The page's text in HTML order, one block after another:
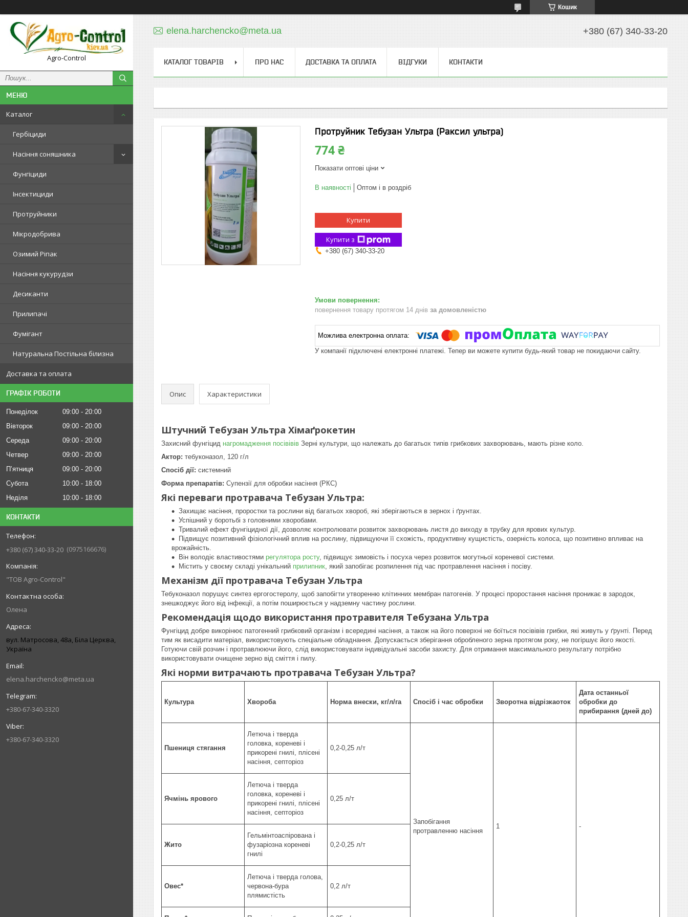
Кошик
Agro-Control
Каталог
Гербіциди
Насіння соняшника
Фунгіциди
Інсектициди
Протруйники
Мікродобрива
Озимий Ріпак
Насіння кукурудзи
Десиканти
Прилипачі
Фумігант
Натуральна Постільна білизна
Доставка та оплата
ГРАФІК РОБОТИ
Понеділок 09:00
20:00
Вівторок
09:00
20:00
Середа
09:00
20:00
Четвер
09:00
20:00
Пʼятниця
09:00
20:00
Субота
10:00
18:00
Неділя
10:00 18:00
КОНТАКТИ
+380 (67) 340-33-20 0975166676
"ТОВ Agro-Control"
Олена
вул. Матросова, 48а, Біла Церква,
Україна
elena.harchencko@meta.ua
+380-67-340-3320
+380-67-340-3320
elena.harchencko@meta.ua +380 (67) 340-33-20
КАТАЛОГ ТОВАРІВ ПРО НАС ДОСТАВКА ТА ОПЛАТА ВІДГУКИ КОНТАКТИ
Протруйник Тебузан Ультра (Раксил ультра)
774 ₴
Показати оптові ціни
В наявності Оптом і в роздріб
Купити
Купити з
+380 (67) 340-33-20
повернення товару протягом 14 днів за домовленістю
У компанії підключені електронні платежі. Тепер ви можете купити будь-який товар не покидаючи сайту.
Опис Характеристики
Штучний Тебузан Ультра Хімаґрокетин
Захисний фунгіцид нагромадження посівівів Зерні культури, що належать до багатьох типів грибкових захворювань, мають різне коло.
Актор: тебуконазол, 120 г/л
Спосіб дії: системний
Форма препаратів: Супензії для обробки насіння (РКС)
Які переваги протравача Тебузан Ультра:
Захищає насіння, проростки та рослини від багатьох хвороб, які зберігаються в зернох і ґрунтах.
Успішний у боротьбі з головними хворобами.
Тривалий ефект фунгіцидної дії, дозволяє контролювати розвиток захворювань листя до виходу в трубку для ярових культур.
Підвищує позитивний фізіологічний вплив на рослину, підвищуючи її схожість, продуктивну кущистість, озерність колоса, що позитивно впливає на
врожайність.
Він володіє властивостями регулятора росту, підвищує зимовість і посуха через розвиток могутньої кореневої системи.
Містить у своєму складі унікальний прилипник, який запобігає розпилення під час протравлення насіння і посіву.
Механізм дії протравача Тебузан Ультра
Тебуконазол порушує синтез ергогостеролу, щоб запобігти утворенню клітинних мембран патогенів. У процесі проростання насіння проникає в зародок,
знешкоджує його від інфекції, а потім поширюється у надземну частину рослини.
Рекомендація щодо використання протравителя Тебузана Ультра
Фунгіцид добре викорінює патогенний грибковий організм і всередині насіння, а також на його поверхні не боїться посівівів грибки, які живуть у ґрунті. Перед
тим як висадити матеріал, використовують спеціальне обладнання. Допускається зберігання обробленого зерна протягом року, не погіршує його якості.
Готуючи свій розчин і протравлюючи його, слід використовувати індивідуальні засоби захисту. Для отримання максимального результату потрібно
використовувати очищене зерно від сміття і пилу.
Які норми витрачають протравача Тебузан Ультра?
Культура Хвороба Норма внески, кг/л/га Спосіб і час обробки Зворотна відрізкаоток
Дата останньої
обробки до
прибирання (дней до)
Пшениця стягання
Летюча і тверда
головка, кореневі і
прикорені гнилі, плісені
насіння, септоріоз
0,2-0,25 л/т
Запобігання
протравленню насіння
1 -
Ячмінь ярового
Летюча і тверда
головка, кореневі і
прикорені гнилі, плісені
насіння, септоріоз
0,25 л/т
Жито
Гельмінтоаспірована і
фузаріозна кореневі
гнилі
0,2-0,25 л/т
Овес*
Летюча і тверда голова,
червона-бура
плямистість
0,2 л/т